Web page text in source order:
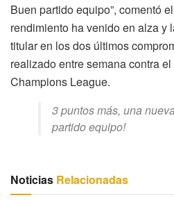
Buen partido equipo”, comentó
rendimiento ha venido en alza y
titular en los dos últimos
realizado entre semana contra
Champions League.
3 puntos más, una
partido equipo!
Noticias Relacionadas